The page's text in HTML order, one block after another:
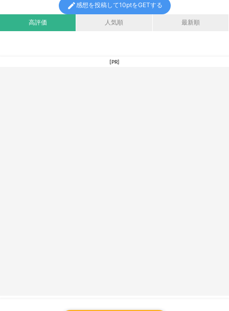
高評価 人気順 最新順
edit感想を投稿して10ptをGETする
[PR]